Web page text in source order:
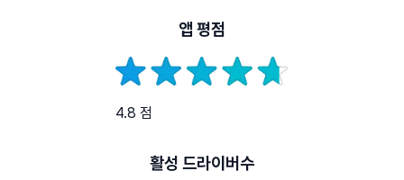
앱 평점
4.8 점
활성 드라이버수